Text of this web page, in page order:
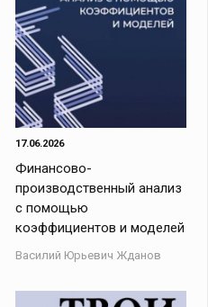
17.06.2026
Финансово-
производственный анализ
с помощью
коэффициентов и моделей
Василий Юрьевич Жданов